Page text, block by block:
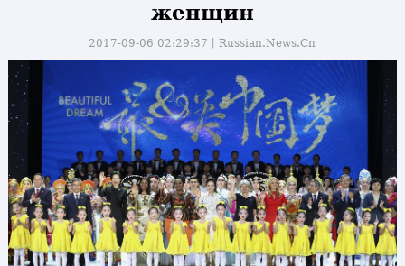
женщин
2017-09-06 02:29:37丨Russian.News.Cn